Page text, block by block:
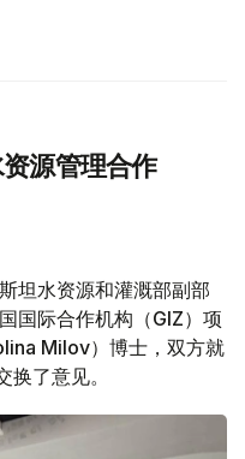
源管理合作
坦水资源和灌溉部副部
国际合作机构（GIZ）项
Milov）博士，双方就
了意见。